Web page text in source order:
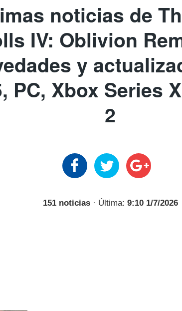
noticias de
IV: Oblivion
y
PC, Xbox Series
2
151 noticias· Última: 9:10 1/7/2026